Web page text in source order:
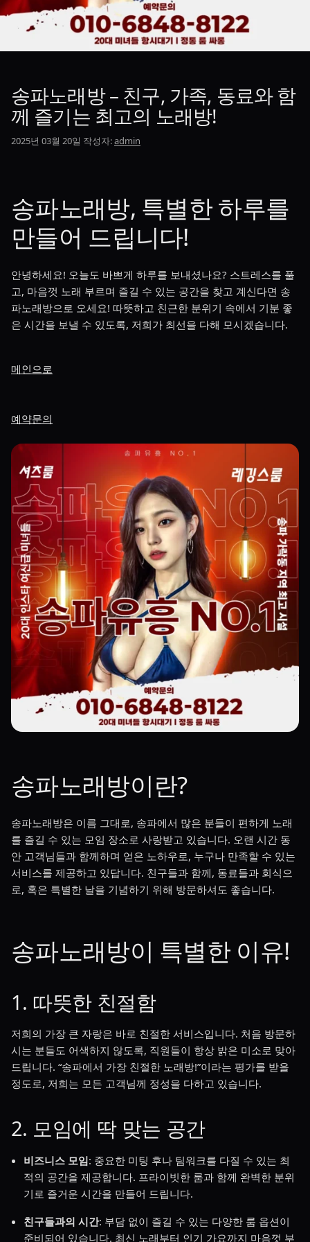
송파노래방 – 친구, 가족, 동료와 함
께 즐기는 최고의 노래방!
2025년 03월 20일 작성자:admin
송파노래방, 특별한 하루를
만들어 드립니다!
안녕하세요! 오늘도 바쁘게 하루를 보내셨나요? 스트레스를 풀
고, 마음껏 노래 부르며 즐길 수 있는 공간을 찾고 계신다면 송
파노래방으로 오세요! 따뜻하고 친근한 분위기 속에서 기분 좋
은 시간을 보낼 수 있도록, 저희가 최선을 다해 모시겠습니다.
메인으로
예약문의
송파노래방이란?
송파노래방은 이름 그대로, 송파에서 많은 분들이 편하게 노래
를 즐길 수 있는 모임 장소로 사랑받고 있습니다. 오랜 시간 동
안 고객님들과 함께하며 얻은 노하우로, 누구나 만족할 수 있는
서비스를 제공하고 있답니다. 친구들과 함께, 동료들과 회식으
로, 혹은 특별한 날을 기념하기 위해 방문하셔도 좋습니다.
송파노래방이 특별한 이유!
1. 따뜻한 친절함
저희의 가장 큰 자랑은 바로 친절한 서비스입니다. 처음 방문하
시는 분들도 어색하지 않도록, 직원들이 항상 밝은 미소로 맞아
드립니다. “송파에서 가장 친절한 노래방!”이라는 평가를 받을
정도로, 저희는 모든 고객님께 정성을 다하고 있습니다.
2. 모임에 딱 맞는 공간
비즈니스 모임: 중요한 미팅 후나 팀워크를 다질 수 있는 최
적의 공간을 제공합니다. 프라이빗한 룸과 함께 완벽한 분위
기로 즐거운 시간을 만들어 드립니다.
친구들과의 시간: 부담 없이 즐길 수 있는 다양한 룸 옵션이
준비되어 있습니다. 최신 노래부터 인기 가요까지 마음껏 부